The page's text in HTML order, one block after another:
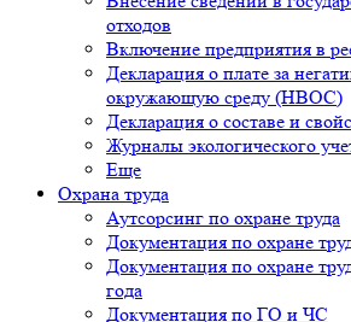
отходов
Включение предприятия в
Декларация о плате за
окружающую среду (НВОС)
Декларация о составе и
Журналы экологического
Еще
Охрана труда
Аутсорсинг по охране труда
Документация по охране
Документация по охране
года
Документация по ГО и ЧС